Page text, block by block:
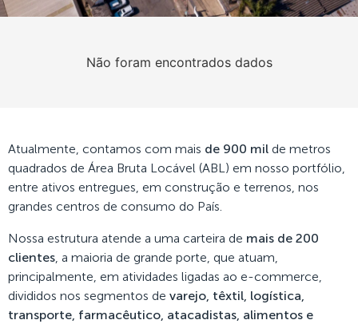
Não foram encontrados dados
Atualmente, contamos com mais de 900 mil de metros
quadrados de Área Bruta Locável (ABL) em nosso portfólio,
entre ativos entregues, em construção e terrenos, nos
grandes centros de consumo do País.
Nossa estrutura atende a uma carteira de mais de 200
clientes, a maioria de grande porte, que atuam,
principalmente, em atividades ligadas ao e-commerce,
divididos nos segmentos de varejo, têxtil, logística,
transporte, farmacêutico, atacadistas, alimentos e